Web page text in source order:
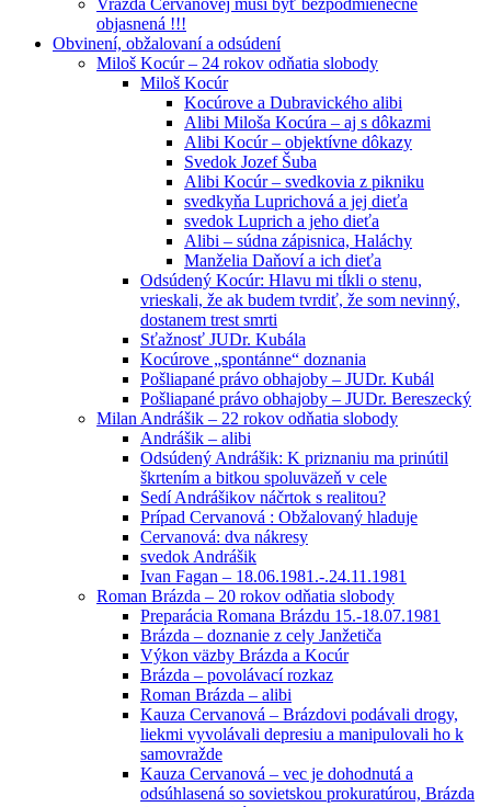
objasnená !!!
Obvinení, obžalovaní a odsúdení
Miloš Kocúr – 24 rokov odňatia slobody
Miloš Kocúr
Kocúrove a Dubravického alibi
Alibi Miloša Kocúra – aj s dôkazmi
Alibi Kocúr – objektívne dôkazy
Svedok Jozef Šuba
Alibi Kocúr – svedkovia z pikniku
svedkyňa Luprichová a jej dieťa
svedok Luprich a jeho dieťa
Alibi – súdna zápisnica, Haláchy
Manželia Daňoví a ich dieťa
Odsúdený Kocúr: Hlavu mi tĺkli o stenu,
vrieskali, že ak budem tvrdiť, že som nevinný,
dostanem trest smrti
Sťažnosť JUDr. Kubála
Kocúrove „spontánne“ doznania
Pošliapané právo obhajoby – JUDr. Kubál
Pošliapané právo obhajoby – JUDr. Bereszecký
Milan Andrášik – 22 rokov odňatia slobody
Andrášik – alibi
Odsúdený Andrášik: K priznaniu ma prinútil
škrtením a bitkou spoluväzeň v cele
Sedí Andrášikov náčrtok s realitou?
Prípad Cervanová : Obžalovaný hladuje
Cervanová: dva nákresy
svedok Andrášik
Ivan Fagan – 18.06.1981.-.24.11.1981
Roman Brázda – 20 rokov odňatia slobody
Preparácia Romana Brázdu 15.-18.07.1981
Brázda – doznanie z cely Janžetiča
Výkon väzby Brázda a Kocúr
Brázda – povolávací rozkaz
Roman Brázda – alibi
Kauza Cervanová – Brázdovi podávali drogy,
liekmi vyvolávali depresiu a manipulovali ho k
samovražde
Kauza Cervanová – vec je dohodnutá a
odsúhlasená so sovietskou prokuratúrou, Brázda